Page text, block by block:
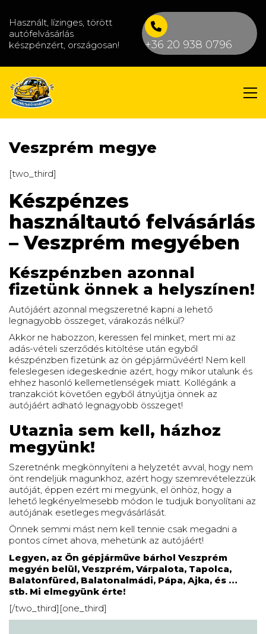
Használt, lízinges, törött
autófelvásárlás
készpénzért, országosan!
+36 20 938 0796
Veszprém megye
[two_third]
Készpénzes
használtautó felvásárlás
– Veszprém megyében
Készpénzben azonnal
fizetünk önnek a helyszínen!
Autójáért azonnal megszeretné kapni a lehető
legnagyobb összeget, várakozás nélkül?
Akkor ne habozzon, keressen fel minket, mert mi az
adás-vételi szerződés kitöltése után egyből
készpénzben fizetünk az ön gépjárművéért! Nem kell
feleslegesen idegeskednie azért, hogy mikor utalunk és
ehhez hasonló kellemetlenségek miatt. Kollégánk a
tranzakciót követően egyből átnyújtja önnek az
autójáért adható legnagyobb összeget!
Utaznia sem kell, házhoz
megyünk!
Szeretnénk megkönnyíteni a helyzetét avval, hogy nem
önt rendeljük magunkhoz, azért hogy szemrevételezzük
autóját, éppen ezért mi megyünk, el önhöz, hogy a
lehető legkényelmesebb módon le tudjuk bonyolítani az
autójának esetleges megvásárlását.
Önnek semmi mást nem kell tennie csak megadni a
pontos címet ahova, mehetünk az autójáért!
Legyen, az Ön gépjárműve bárhol Veszprém
megyén belül, Veszprém, Várpalota, Tapolca,
Balatonfüred, Balatonalmádi, Pápa, Ajka, és …
stb. Mi elmegyünk érte!
[/two_third][one_third]